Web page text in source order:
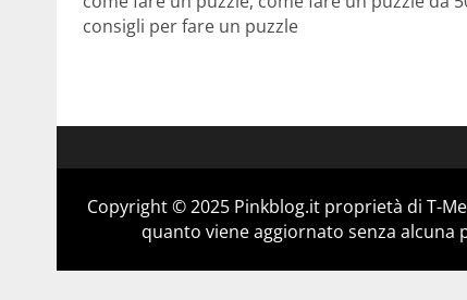
consigli per fare un puzzle
Copyright © 2025 Pinkblog.it proprietà di T-
quanto viene aggiornato senza alcuna